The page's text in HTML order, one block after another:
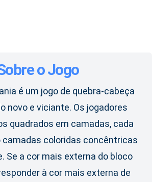
o Jogo
é um jogo de quebra-cabeça
novo e viciante. Os jogadores
quadrados em camadas, cada
camadas coloridas concêntricas
Se a cor mais externa do bloco
à cor mais externa de